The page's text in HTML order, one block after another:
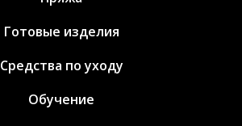
Готовые изделия
Средства по уходу
Обучение